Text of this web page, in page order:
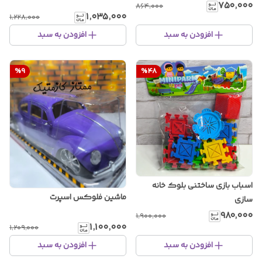
۷۵۰٬۰۰۰ ۸۶۴٬۰۰۰
افزودن به سبد
۱٬۰۳۵٬۰۰۰ ۱٬۲۲۸٬۰۰۰
افزودن به سبد
%48
اسباب بازی ساختنی بلوک خانه
سازی
۹۸۰٬۰۰۰ ۱٬۹۰۰٬۰۰۰
افزودن به سبد
%9
ماشین فلوکس اسپرت
۱٬۱۰۰٬۰۰۰ ۱٬۲۰۹٬۰۰۰
افزودن به سبد